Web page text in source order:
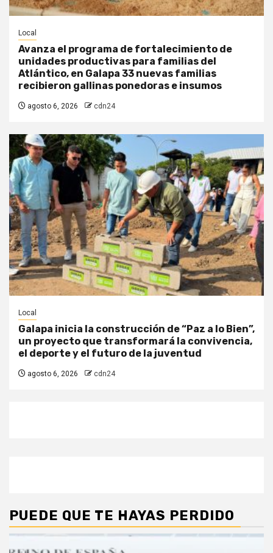
Local
Avanza el programa de fortalecimiento de
unidades productivas para familias del
Atlántico, en Galapa 33 nuevas familias
recibieron gallinas ponedoras e insumos
agosto 6, 2026 cdn24
Local
Galapa inicia la construcción de “Paz a lo Bien”,
un proyecto que transformará la convivencia,
el deporte y el futuro de la juventud
agosto 6, 2026 cdn24
PUEDE QUE TE HAYAS PERDIDO